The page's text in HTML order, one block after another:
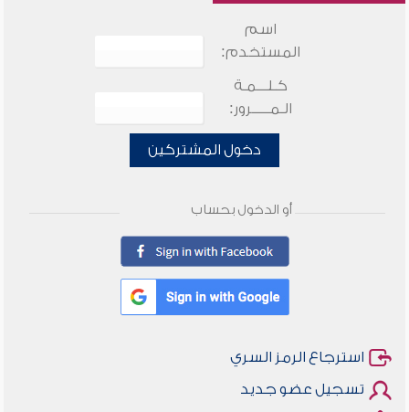
اسم
المستخدم:
كـلـــمـة
الـمـــــرور:
دخول المشتركين
أو الدخول بحساب
استرجاع الرمز السري
تسجيل عضو جديد